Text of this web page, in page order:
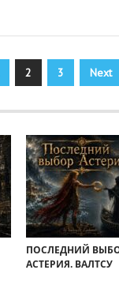
2 3 Next
ПОСЛЕДНИЙ
АСТЕРИЯ. ВАЛТСУ